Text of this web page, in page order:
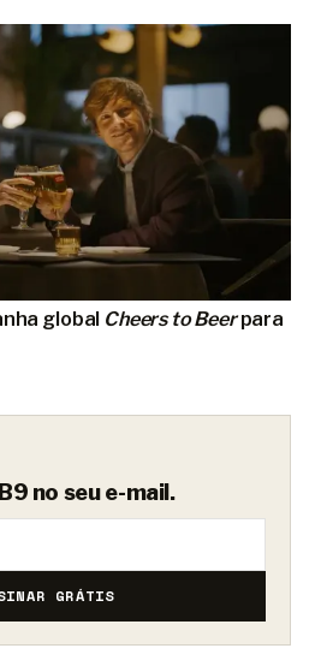
global Cheers to Beerpara
no seu e-mail.
GRÁTIS